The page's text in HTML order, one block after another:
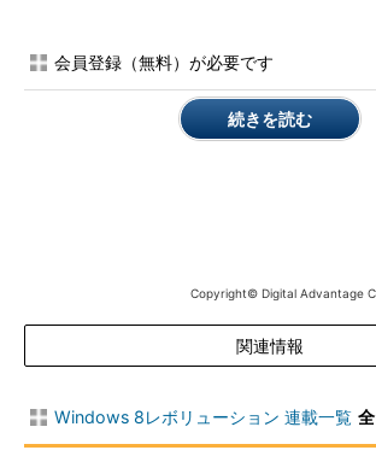
sクラスのハードディスクを使った自作PCシステムでの測
結果。電源ボタンを押して起動し、BIOSのPOST画面が
ってからログオン画面（Windows 8ではサインイン画面）
表示されるまでの時間と、電源ボタンを押してシステムの
通常、高速スタートアップは明示的にオンに
高速スタートアップが利用できるシステムで
が自動的にその機能をオンにするからだ（こ
プが利用できるかどうかは、コントロール・
マンド・プロンプトを使えば確認できる。
会員登録（無料）が必要です
続きを読む
Copyright© Digital Advantage
関連情報
Windows 8レボリューション 連載一覧